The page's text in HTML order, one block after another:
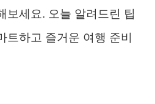
보세요. 오늘 알려드린 팁
트하고 즐거운 여행 준비